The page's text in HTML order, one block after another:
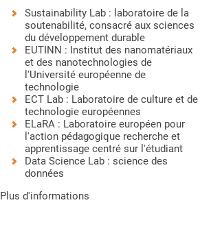
Sustainability Lab : laboratoire de la
soutenabilité, consacré aux sciences
du développement durable
EUTINN : Institut des nanomatériaux
et des nanotechnologies de
l'Université européenne de
technologie
ECT Lab : Laboratoire de culture et de
technologie européennes
ELaRA : Laboratoire européen pour
l'action pédagogique recherche et
apprentissage centré sur l'étudiant
Data Science Lab : science des
données
Plus d'informations